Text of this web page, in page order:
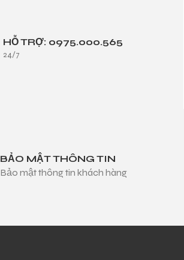
HỖ TRỢ: 0975.000.565
24/7
BẢO MẬT THÔNG TIN
Bảo mật thông tin khách hàng